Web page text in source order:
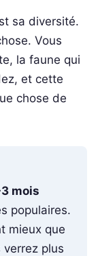
sa diversité.
Vous
la faune qui
et cette
chose de
mois
populaires.
mieux que
plus